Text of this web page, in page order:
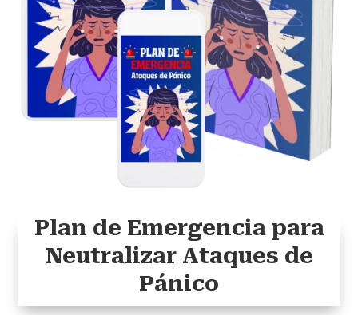
Plan de Emergencia para
Neutralizar Ataques de
Pánico